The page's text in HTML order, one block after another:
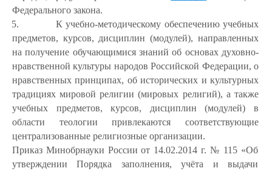
Федерального закона.
5.
К учебно-методическому обеспечению учебных
предметов, курсов, дисциплин (модулей), направленных
на получение обучающимися знаний об основах духовно-
нравственной культуры народов Российской Федерации, о
нравственных принципах, об исторических и культурных
традициях мировой религии (мировых религий), а также
учебных предметов, курсов, дисциплин (модулей) в
области теологии привлекаются соответствующие
централизованные религиозные организации.
Приказ Минобрнауки России от 14.02.2014 г. № 115 «Об
утверждении Порядка заполнения, учёта и выдачи